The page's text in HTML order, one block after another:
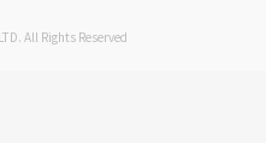
All Rights Reserved